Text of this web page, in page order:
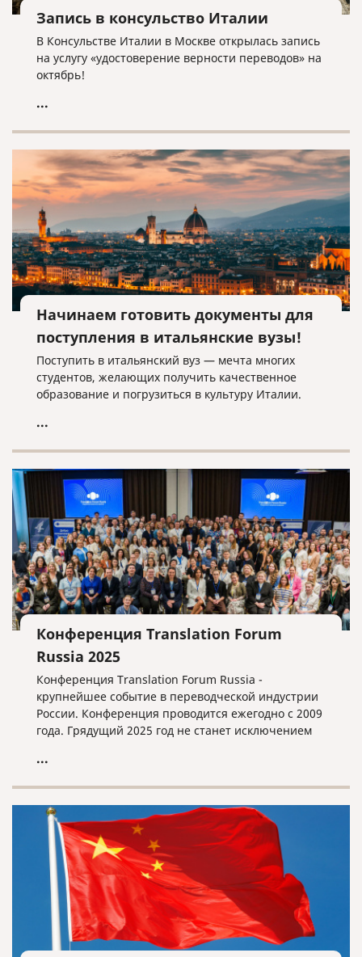
Запись в консульство Италии
В Консульстве Италии в Москве открылась запись
на услугу «удостоверение верности переводов» на
октябрь!
...
Начинаем готовить документы для
поступления в итальянские вузы!
Поступить в итальянский вуз — мечта многих
студентов, желающих получить качественное
образование и погрузиться в культуру Италии.
...
Конференция Translation Forum
Russia 2025
Конференция Translation Forum Russia -
крупнейшее событие в переводческой индустрии
России. Конференция проводится ежегодно с 2009
года. Грядущий 2025 год не станет исключением
...